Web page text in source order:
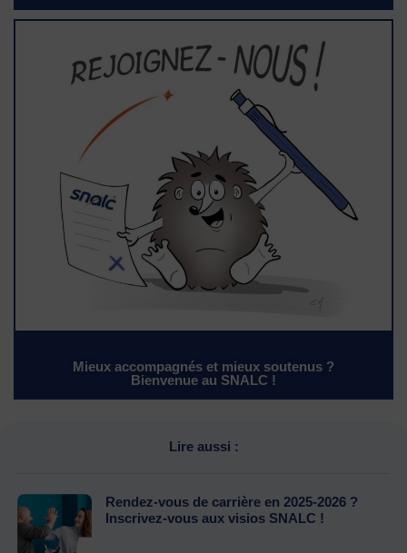
Mieux accompagnés et mieux soutenus ?
Bienvenue au SNALC !
Lire aussi :
Rendez-vous de carrière en 2025-2026 ?
Inscrivez-vous aux visios SNALC !